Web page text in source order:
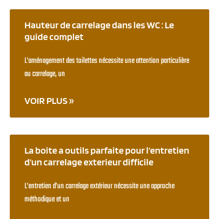
Hauteur de carrelage dans les WC : Le
guide complet
L'aménagement des toilettes nécessite une attention particulière
au carrelage, un
VOIR PLUS »
La boite a outils parfaite pour l’entretien
d’un carrelage exterieur difficile
L’entretien d’un carrelage extérieur nécessite une approche
méthodique et un